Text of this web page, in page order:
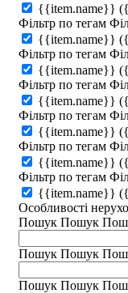
{{item.name}}
Фільтр по тегам
{{item.name}}
Фільтр по тегам
{{item.name}}
Фільтр по тегам
{{item.name}}
Фільтр по тегам
{{item.name}}
Фільтр по тегам
{{item.name}}
Фільтр по тегам
{{item.name}}
Особливості
Пошук Пошук
Пошук Пошук
Пошук Пошук